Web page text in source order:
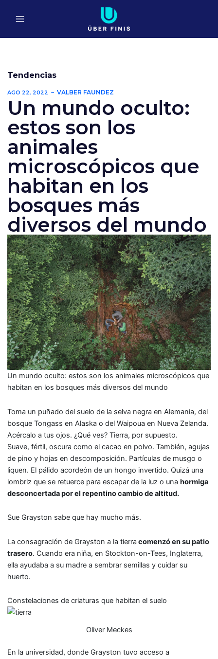
Tendencias
AGO 22, 2022 VALBER FAUNDEZ
Un mundo oculto:
estos son los
animales
microscópicos que
habitan en los
bosques más
diversos del mundo
Un mundo oculto: estos son los animales microscópicos que
habitan en los bosques más diversos del mundo
Toma un puñado del suelo de la selva negra en Alemania, del
bosque Tongass en Alaska o del Waipoua en Nueva Zelanda.
Acércalo a tus ojos. ¿Qué ves? Tierra, por supuesto.
Suave, fértil, oscura como el cacao en polvo. También, agujas
de pino y hojas en descomposición. Partículas de musgo o
liquen. El pálido acordeón de un hongo invertido. Quizá una
lombriz que se retuerce para escapar de la luz o una hormiga
desconcertada por el repentino cambio de altitud.
Sue Grayston sabe que hay mucho más.
La consagración de Grayston a la tierra comenzó en su patio
trasero. Cuando era niña, en Stockton-on-Tees, Inglaterra,
ella ayudaba a su madre a sembrar semillas y cuidar su
huerto.
Constelaciones de criaturas que habitan el suelo
Oliver Meckes
En la universidad, donde Grayston tuvo acceso a